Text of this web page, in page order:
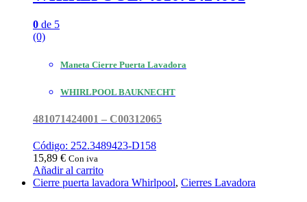
0 de 5
(0)
Maneta Cierre Puerta Lavadora
WHIRLPOOL BAUKNECHT
481071424001 – C00312065
Código: 252.3489423-D158
15,89 € Con iva
Añadir al carrito
Cierre puerta lavadora Whirlpool, Cierres Lavadora